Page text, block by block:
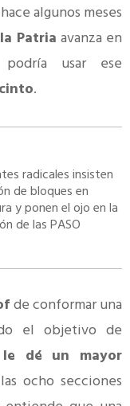
algunos meses
Patria avanza en
usar ese
.
radicales insisten
de bloques en
y ponen el ojo en la
de las PASO
de conformar una
el objetivo de
dé un mayor
ocho secciones